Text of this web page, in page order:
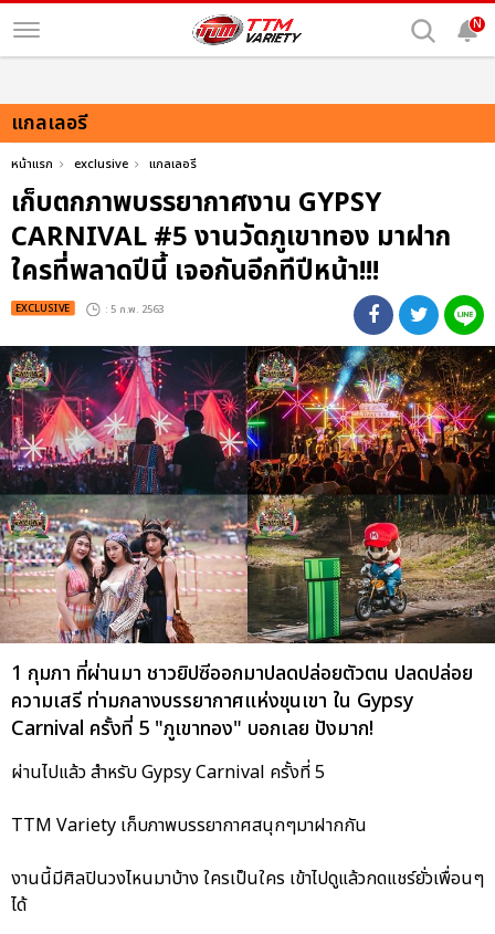
N
แกลเลอรี
หน้าแรก exclusive แกลเลอรี
เก็บตกภาพบรรยากาศงาน GYPSY
CARNIVAL #5 งานวัดภูเขาทอง มาฝาก
ใครที่พลาดปีนี้ เจอกันอีกทีปีหน้า!!!
EXCLUSIVE : 5 ก.พ. 2563
1 กุมภา ที่ผ่านมา ชาวยิปซีออกมาปลดปล่อยตัวตน ปลดปล่อย
ความเสรี ท่ามกลางบรรยากาศแห่งขุนเขา ใน Gypsy
Carnival ครั้งที่ 5 "ภูเขาทอง" บอกเลย ปังมาก!
ผ่านไปแล้ว สำหรับ Gypsy Carnival ครั้งที่ 5
TTM Variety เก็บภาพบรรยากาศสนุกๆมาฝากกัน
งานนี้มีศิลปินวงไหนมาบ้าง ใครเป็นใคร เข้าไปดูแล้วกดแชร์ยั่วเพื่อนๆ
ได้